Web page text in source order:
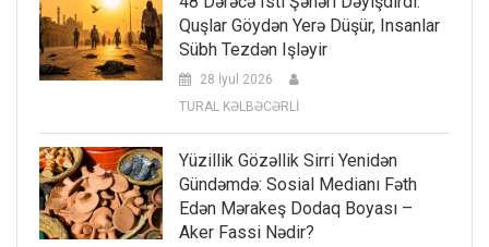
Quşlar Göydən Yerə Düşür, Insanlar
Sübh Tezdən Işləyir
28 İyul 2026
TURAL KƏLBƏCƏRLİ
Yüzillik Gözəllik Sirri Yenidən
Gündəmdə: Sosial Medianı Fəth
Edən Mərakeş Dodaq Boyası –
Aker Fassi Nədir?